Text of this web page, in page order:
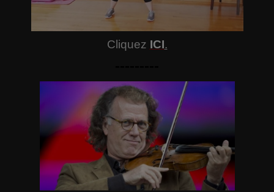
Cliquez ICI.